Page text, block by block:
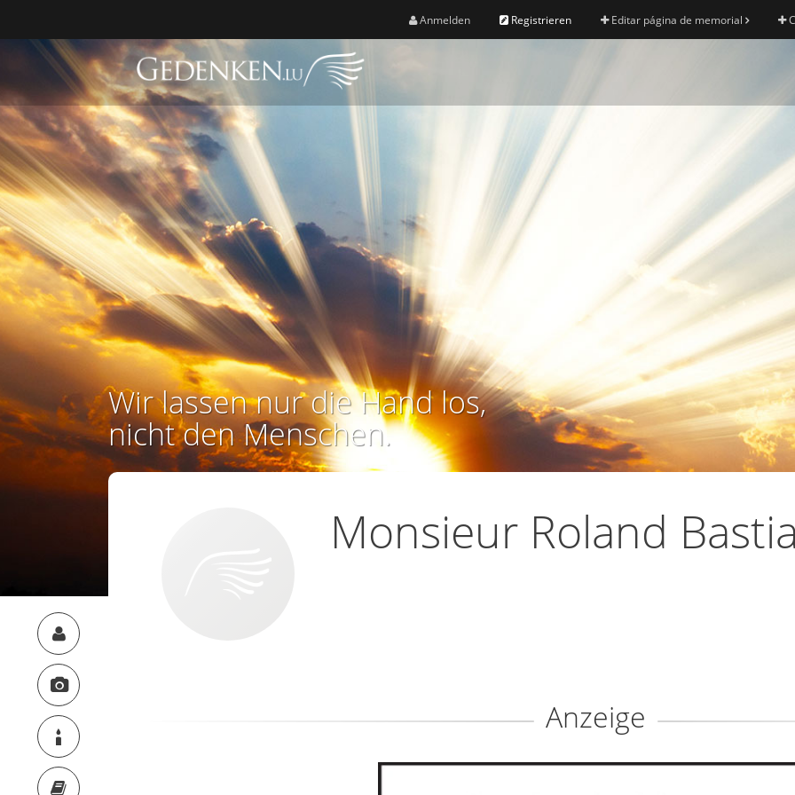
Anmelden Registrieren Editar página de memorial
Wir lassen nur die Hand los,
nicht den Menschen.
Monsieur Roland
Anzeige